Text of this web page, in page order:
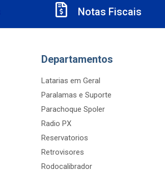
Notas Fiscais
Departamentos
Latarias em Geral
Paralamas e Suporte
Parachoque Spoler
Radio PX
Reservatorios
Retrovisores
Rodocalibrador